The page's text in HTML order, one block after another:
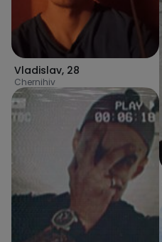
Vladislav, 28
Chernihiv